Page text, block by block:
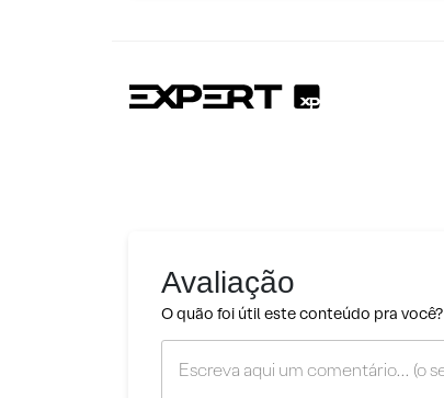
Avaliação
O quão foi útil este conteúdo pra você?